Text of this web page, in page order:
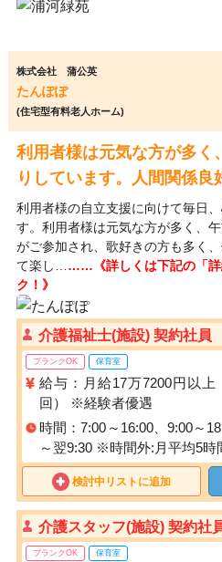
株式会社 蒲公英
たんぽぽ
(住宅型有料老人ホーム)
利用者様は元気な方が多く
りしています。人間関係良
利用者様の自立支援に向けて毎日
す。利用者様は元気な方が多く、
がご参加され、歌好きの方も多く
て楽し… ……《詳しくは下記の「詳
ク！》
介護福祉士(施設) 契約社員
ブランクOK 保育室
給与：月給17万7200円以
回） ※経験者優遇
時間：7:00～16:00、9:00～
～翌9:30 ※時間外:月平均5時
検討中リストに追加
介護スタッフ(施設) 契約社
ブランクOK 保育室